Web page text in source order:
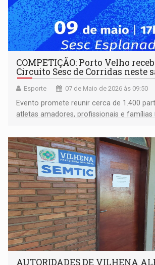
COMPETIÇÃO: Porto Velho
Circuito Sesc de Corridas neste
Esporte 07 de Maio de 2026 às 09:50
Evento promete reunir cerca de 1.400
atletas amadores, profissionais e famílias
AUTORIDADES DE VILHENA